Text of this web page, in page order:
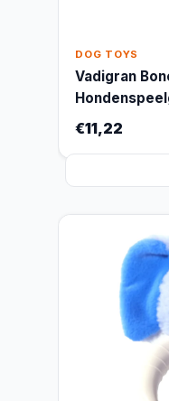
DOG TOYS
Vadigran
€11,22